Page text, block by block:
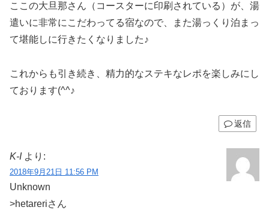
ここの大旦那さん（コースターに印刷されている）が、湯
遣いに非常にこだわってる宿なので、また湯っくり泊まっ
て堪能しに行きたくなりました♪
これからも引き続き、精力的なステキなレポを楽しみにし
ております(^^♪
返信
K-I より:
2018年9月21日 11:56 PM
Unknown
>hetareriさん